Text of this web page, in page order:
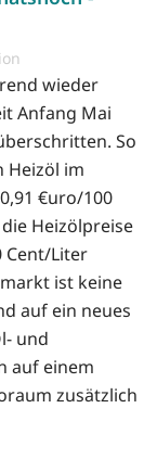
wieder
Anfang Mai
So
Heizöl im
€uro/100
Heizölpreise
Cent/Liter
ist keine
auf ein neues
und
auf einem
zusätzlich